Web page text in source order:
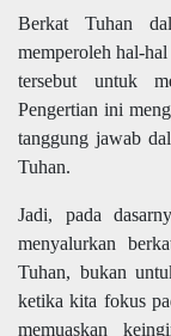
Berkat Tuhan
memperoleh hal-
tersebut untuk
Pengertian ini
tanggung jawab
Tuhan.
Jadi, pada
menyalurkan
Tuhan, bukan
ketika kita fokus
memuaskan